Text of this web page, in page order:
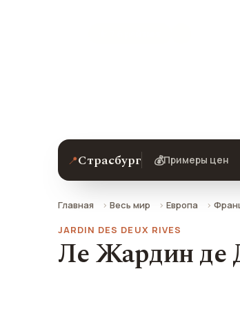
📍Страсбург 💰Примеры цен
Главная Весь мир Европа
JARDIN DES DEUX RIVES
Ле Жардин де